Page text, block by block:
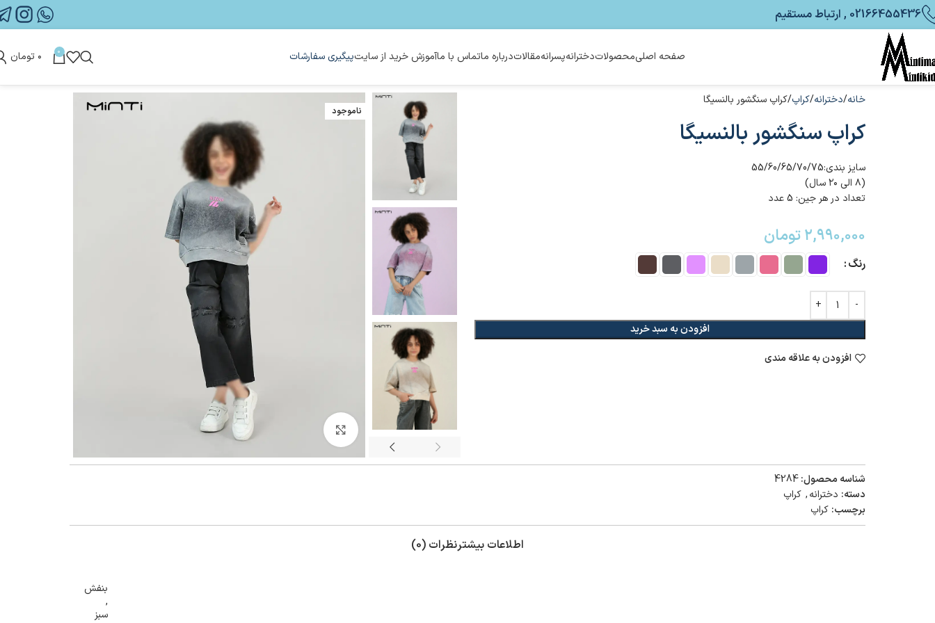
02166455436 , ارتباط مستقیم
صفحه اصلیمحصولاتدخترانهپسرانهمقالاتدرباره ماتماس با ماآموزش خرید از سایتپیگیری سفارشات 0 ۰ تومان
خانه دخترانه کراپ کراپ سنگشور بالنسیگا
کراپ سنگشور بالنسیگا
سایز بندی:55/60/65/70/75
(۸ الی ۲۰ سال)
تعداد در هر جین: 5 عدد
۲,۹۹۰,۰۰۰تومان
رنگ
افزودن به سبد خرید
افزودن به علاقه مندی
ناموجود
شناسه محصول:4284
دسته: دخترانه, کراپ
برچسب: کراپ
اطلاعات بیشترنظرات (0)
بنفش
,
سبز